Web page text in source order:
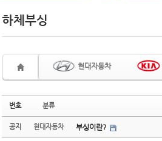
하체부싱
현대자동차
번호 분류
공지 현대자동차 부싱이란?